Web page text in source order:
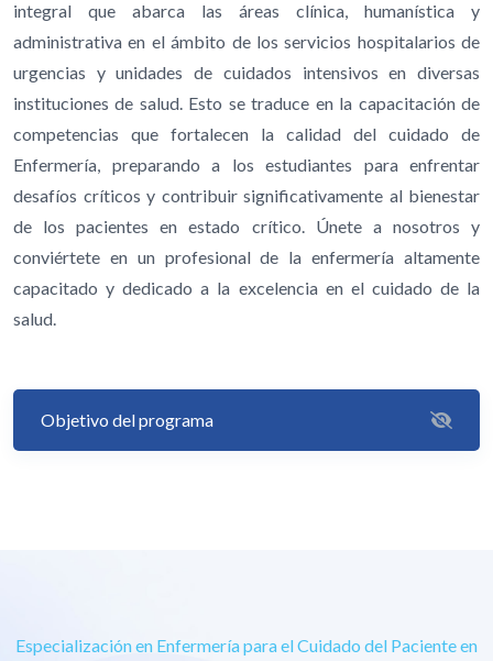
integral que abarca las áreas clínica, humanística y
administrativa en el ámbito de los servicios hospitalarios de
urgencias y unidades de cuidados intensivos en diversas
instituciones de salud. Esto se traduce en la capacitación de
competencias que fortalecen la calidad del cuidado de
Enfermería, preparando a los estudiantes para enfrentar
desafíos críticos y contribuir significativamente al bienestar
de los pacientes en estado crítico. Únete a nosotros y
conviértete en un profesional de la enfermería altamente
capacitado y dedicado a la excelencia en el cuidado de la
salud.
Objetivo del programa
Especialización en Enfermería para el Cuidado del Paciente en